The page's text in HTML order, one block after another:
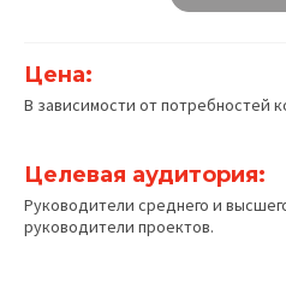
Цена:
В зависимости от потребностей
Целевая аудитория:
Руководители среднего и
руководители проектов.